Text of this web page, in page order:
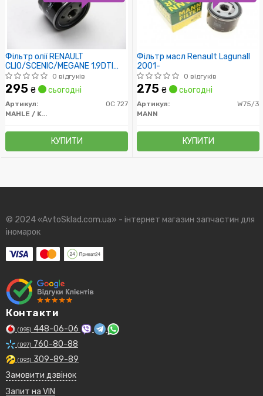
Фільтр олії RENAULT
CLIO/SCENIC/MEGANE 1.9DTI
3/97-8/03, 1.9DCi 4/04-
/H=64mm/
0 відгуків
295 ₴ сьогодні
Артикул:
OC 727
MAHLE / KNECHT
КУПИТИ
Фільтр масл Renault LagunaII
2001-
0 відгуків
275 ₴ сьогодні
Артикул:
W75/3
MANN
КУПИТИ
© 2024 «AvtoSklad.com.ua» - інтернет магазин запчастин для
іномарок
Контакти
(095) 448-06-06
(097) 760-80-88
(093) 309-89-89
Замовити дзвінок
Запит на VIN